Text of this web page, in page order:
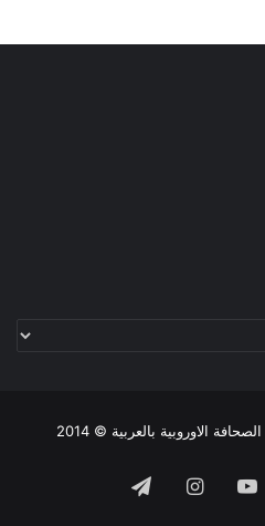
الاوروبية بالعربية © 2014
يوتيوبانستقرامتيلقرام